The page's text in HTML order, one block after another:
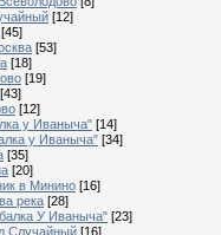
[12]
[45]
[53]
[18]
[19]
[43]
[12]
у Иваныча" [14]
у Иваныча" [34]
[35]
[20]
в Минино [16]
река [28]
У Иваныча" [23]
Случайный [16]